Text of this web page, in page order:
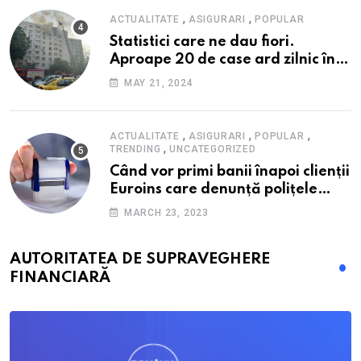
ACTUALITATE , ASIGURARI ,POPULAR
Statistici care ne dau fiori.
Aproape 20 de case ard zilnic în
România, iar pagubele au
nici 40 de lei pe lună
MAY 21, 2024
ACTUALITATE , ASIGURARI ,POPULAR ,
TRENDING ,UNCATEGORIZED
Când vor primi banii înapoi clienții
Euroins care denunță polițele
RCA? Toți pașii și toate termenele
MARCH 23, 2023
AUTORITATEA DE SUPRAVEGHERE
FINANCIARĂ